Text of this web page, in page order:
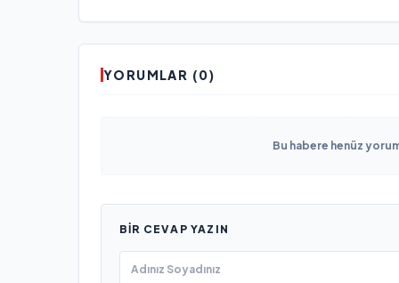
YORUMLAR (0)
Bu habere henüz
BIR CEVAP YAZIN